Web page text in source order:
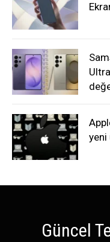
yeni
Güncel